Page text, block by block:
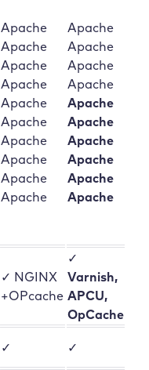
Apache
Apache
Apache
Apache
Apache
Apache
Apache
Apache
Apache
Apache
Apache
Apache
Apache
Apache
Apache
Apache
Apache
Apache
Apache
Apache
✓ NGINX
+OPcache
✓
Varnish,
APCU,
OpCache
✓ ✓